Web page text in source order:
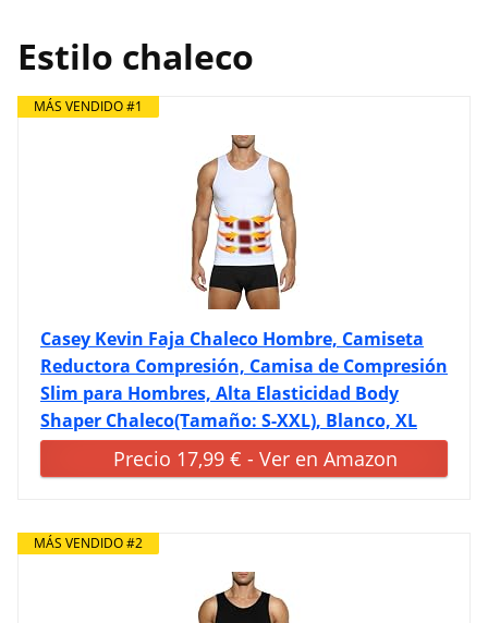
Estilo chaleco
MÁS VENDIDO #1
Casey Kevin Faja Chaleco Hombre, Camiseta
Reductora Compresión, Camisa de Compresión
Slim para Hombres, Alta Elasticidad Body
Shaper Chaleco(Tamaño: S-XXL), Blanco, XL
Precio 17,99 € - Ver en Amazon
MÁS VENDIDO #2